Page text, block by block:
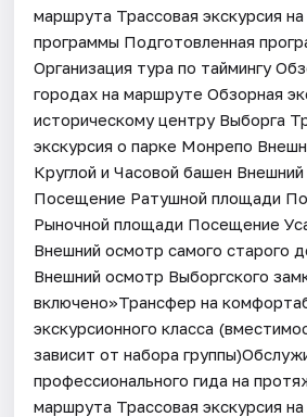
маршрута Трассовая экскурсия
программы Подготовленная
Организация тура по таймингу
городах на маршруте Обзорная
историческому центру Выборга
экскурсия о парке Монрепо
Круглой и Часовой башен
Посещение Ратушной площади
Рыночной площади Посещение
Внешний осмотр самого старого
Внешний осмотр Выборгского
включено»Трансфер на
экскурсионного класса
зависит от набора
профессионального гида на
маршрута Трассовая экскурсия